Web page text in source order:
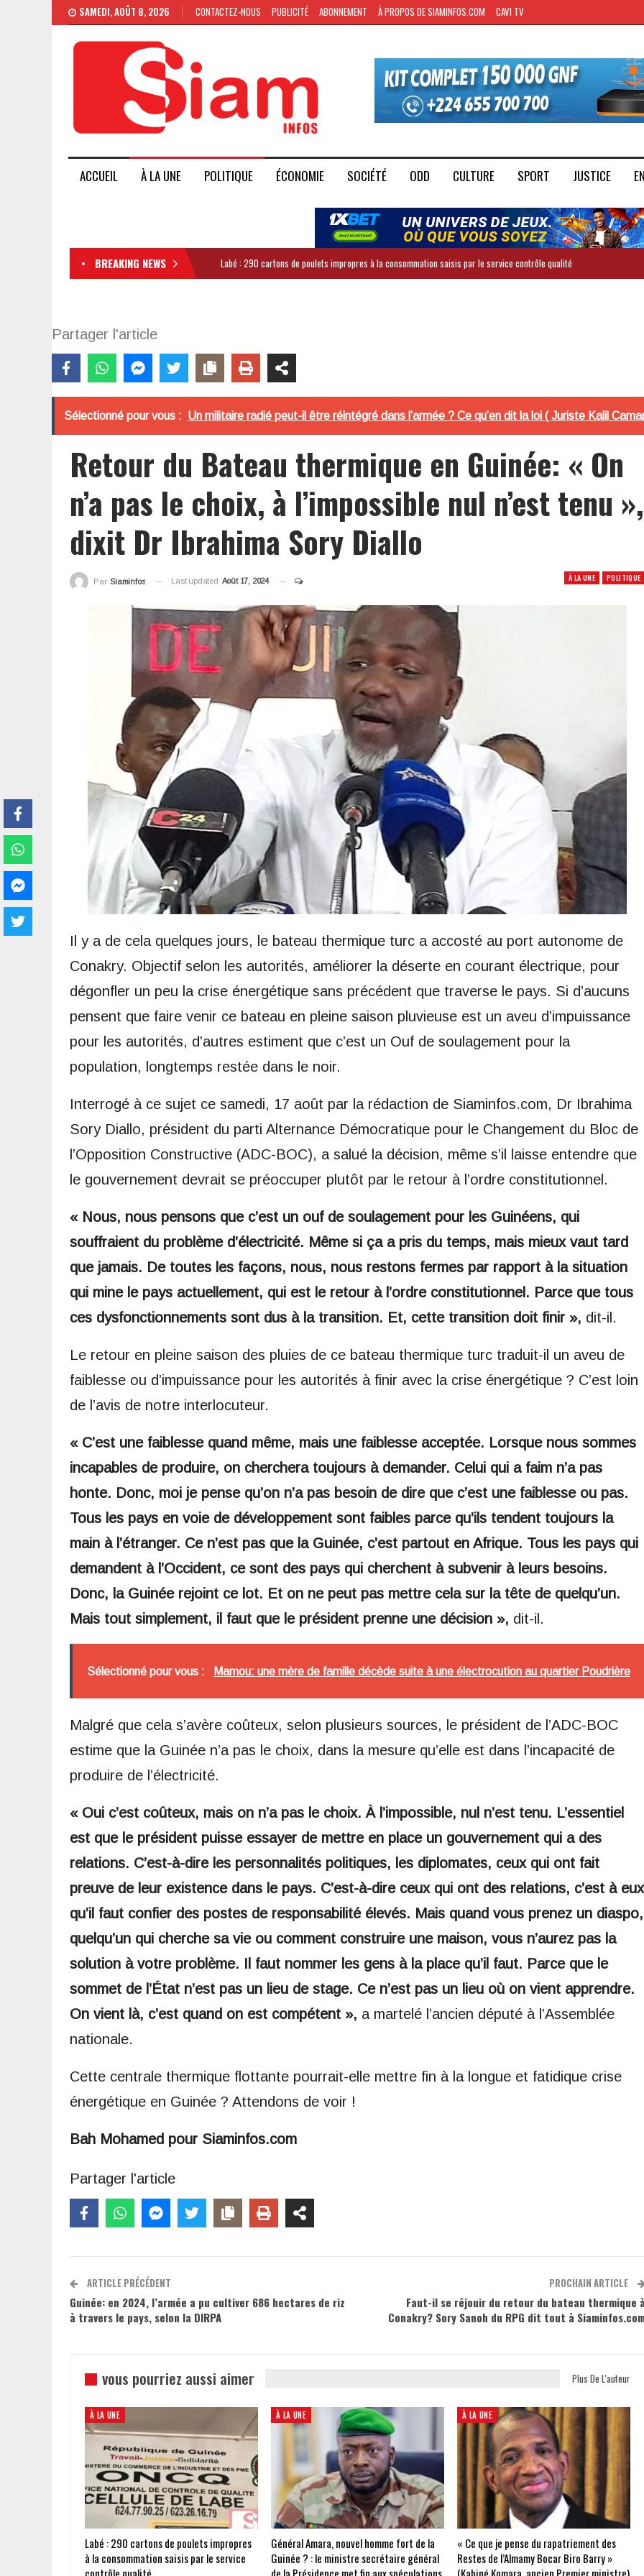
SAMEDI, AOÛT 8, 2026 CONTACTEZ-NOUS PUBLICITÉ ABONNEMENT À PROPOS DE SIAMINFOS.COM CAVI TV
ACCUEIL À LA UNE POLITIQUE ÉCONOMIE SOCIÉTÉ ODD CULTURE SPORT JUSTICE
BREAKING NEWS Labé : 290 cartons de poulets impropres à la consommation saisis par le service contrôle qualité
Partager l'article
Sélectionné pour vous : Un militaire radié peut-il être réintégré dans l’armée ? Ce qu’en dit la loi ( Juriste Kalil
Retour du Bateau thermique en Guinée: « On
n’a pas le choix, à l’impossible nul n’est tenu »,
dixit Dr Ibrahima Sory Diallo
À LA UNE POLITIQUE
Par Siaminfos Last updated Août 17, 2024
Il y a de cela quelques jours, le bateau thermique turc a accosté au port autonome de
Conakry. Objectif selon les autorités, améliorer la déserte en courant électrique, pour
dégonfler un peu la crise énergétique sans précédent que traverse le pays. Si d’aucuns
pensent que faire venir ce bateau en pleine saison pluvieuse est un aveu d’impuissance
pour les autorités, d’autres estiment que c’est un Ouf de soulagement pour la
population, longtemps restée dans le noir.
Interrogé à ce sujet ce samedi, 17 août par la rédaction de Siaminfos.com, Dr Ibrahima
Sory Diallo, président du parti Alternance Démocratique pour le Changement du Bloc de
l’Opposition Constructive (ADC-BOC), a salué la décision, même s’il laisse entendre que
le gouvernement devrait se préoccuper plutôt par le retour à l’ordre constitutionnel.
« Nous, nous pensons que c’est un ouf de soulagement pour les Guinéens, qui
souffraient du problème d’électricité. Même si ça a pris du temps, mais mieux vaut tard
que jamais. De toutes les façons, nous, nous restons fermes par rapport à la situation
qui mine le pays actuellement, qui est le retour à l’ordre constitutionnel. Parce que tous
ces dysfonctionnements sont dus à la transition. Et, cette transition doit finir », dit-il.
Le retour en pleine saison des pluies de ce bateau thermique turc traduit-il un aveu de
faiblesse ou d’impuissance pour les autorités à finir avec la crise énergétique ? C’est loin
de l’avis de notre interlocuteur.
« C’est une faiblesse quand même, mais une faiblesse acceptée. Lorsque nous sommes
incapables de produire, on cherchera toujours à demander. Celui qui a faim n’a pas
honte. Donc, moi je pense qu’on n’a pas besoin de dire que c’est une faiblesse ou pas.
Tous les pays en voie de développement sont faibles parce qu’ils tendent toujours la
main à l’étranger. Ce n’est pas que la Guinée, c’est partout en Afrique. Tous les pays qui
demandent à l’Occident, ce sont des pays qui cherchent à subvenir à leurs besoins.
Donc, la Guinée rejoint ce lot. Et on ne peut pas mettre cela sur la tête de quelqu’un.
Mais tout simplement, il faut que le président prenne une décision », dit-il.
Sélectionné pour vous : Mamou: une mère de famille décède suite à une électrocution au quartier Poudrière
Malgré que cela s’avère coûteux, selon plusieurs sources, le président de l’ADC-BOC
estime que la Guinée n’a pas le choix, dans la mesure qu’elle est dans l’incapacité de
produire de l’électricité.
« Oui c’est coûteux, mais on n’a pas le choix. À l’impossible, nul n’est tenu. L’essentiel
est que le président puisse essayer de mettre en place un gouvernement qui a des
relations. C’est-à-dire les personnalités politiques, les diplomates, ceux qui ont fait
preuve de leur existence dans le pays. C’est-à-dire ceux qui ont des relations, c’est à eux
qu’il faut confier des postes de responsabilité élevés. Mais quand vous prenez un diaspo,
quelqu’un qui cherche sa vie ou comment construire une maison, vous n’aurez pas la
solution à votre problème. Il faut nommer les gens à la place qu’il faut. Parce que le
sommet de l’État n’est pas un lieu de stage. Ce n’est pas un lieu où on vient apprendre.
On vient là, c’est quand on est compétent », a martelé l’ancien député à l’Assemblée
nationale.
Cette centrale thermique flottante pourrait-elle mettre fin à la longue et fatidique crise
énergétique en Guinée ? Attendons de voir !
Bah Mohamed pour Siaminfos.com
Partager l'article
ARTICLE PRÉCÉDENT
Guinée: en 2024, l’armée a pu cultiver 686 hectares de riz
à travers le pays, selon la DIRPA
PROCHAIN ARTICLE
Faut-il se réjouir du retour du bateau thermique
Conakry? Sory Sanoh du RPG dit tout à
vous pourriez aussi aimer Plus De L'auteur
À LA UNE
Labé : 290 cartons de poulets impropres
à la consommation saisis par le service
À LA UNE
Général Amara, nouvel homme fort de la
Guinée ? : le ministre secrétaire général
À LA UNE
« Ce que je pense du rapatriement des
Restes de l’Almamy Bocar Biro Barry »